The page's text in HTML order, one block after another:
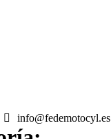
info@fedemotocyl.es